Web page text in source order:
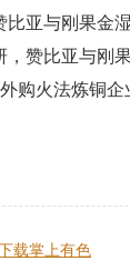
比亚与刚果金
赞比亚与刚
购火法炼铜
载掌上有色